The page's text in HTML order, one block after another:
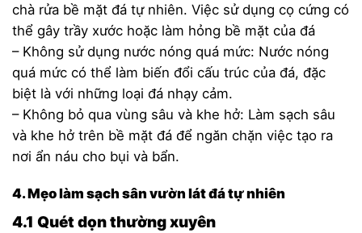
chà rửa bề mặt đá tự nhiên. Việc sử dụng cọ cứng có
thể gây trầy xước hoặc làm hỏng bề mặt của đá
– Không sử dụng nước nóng quá mức: Nước nóng
quá mức có thể làm biến đổi cấu trúc của đá, đặc
biệt là với những loại đá nhạy cảm.
– Không bỏ qua vùng sâu và khe hở: Làm sạch sâu
và khe hở trên bề mặt đá để ngăn chặn việc tạo ra
nơi ẩn náu cho bụi và bẩn.
4. Mẹo làm sạch sân vườn lát đá tự nhiên
4.1 Quét dọn thường xuyên